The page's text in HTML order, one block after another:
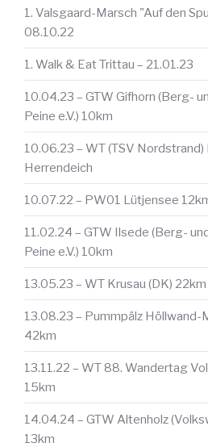
1. Valsgaard-Marsch "Auf den
08.10.22
1. Walk & Eat Trittau – 21.01.23
10.04.23 – GTW Gifhorn (Berg-
Peine e.V.) 10km
10.06.23 – WT (TSV
Herrendeich
10.07.22 – PW01 Lütjensee
11.02.24 – GTW Ilsede (Berg-
Peine e.V.) 10km
13.05.23 – WT Krusau (DK) 22km
13.08.23 – Pummpälz
42km
13.11.22 – WT 88. Wandertag
15km
14.04.24 – GTW Altenholz
13km